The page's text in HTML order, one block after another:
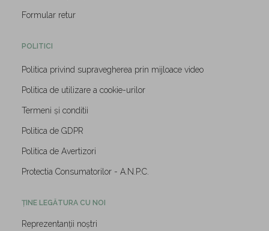
Formular retur
POLITICI
Politica privind supravegherea prin mijloace video
Politica de utilizare a cookie-urilor
Termeni și conditii
Politica de GDPR
Politica de Avertizori
Protectia Consumatorilor - A.N.P.C.
ȚINE LEGĂTURA CU NOI
Reprezentanții noștri